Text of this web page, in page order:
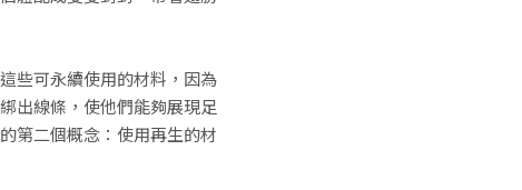
些可永續使用的材料，因為
出線條，使他們能夠展現足
第二個概念：使用再生的材